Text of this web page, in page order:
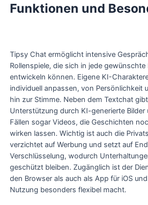
Funktionen und
Tipsy Chat ermöglicht intensive
Rollenspiele, die sich in jede gewünschte
entwickeln können. Eigene KI-
individuell anpassen, von Persönlichkeit
hin zur Stimme. Neben dem Textchat
Unterstützung durch KI-generierte Bilder
Fällen sogar Videos, die Geschichten
wirken lassen. Wichtig ist auch die
verzichtet auf Werbung und setzt auf
Verschlüsselung, wodurch
geschützt bleiben. Zugänglich ist der
den Browser als auch als App für iOS
Nutzung besonders flexibel macht.